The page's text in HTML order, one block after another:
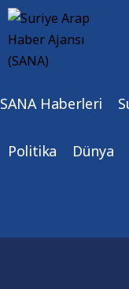
SANA Haberleri
Politika Dünya